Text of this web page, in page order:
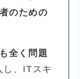
のための
全く問題
し、ITスキ